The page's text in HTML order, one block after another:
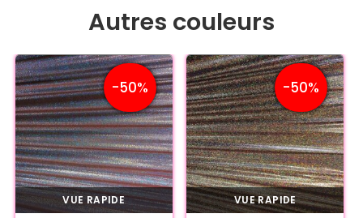
Autres couleurs
-50%
VUE RAPIDE
-50%
VUE RAPIDE